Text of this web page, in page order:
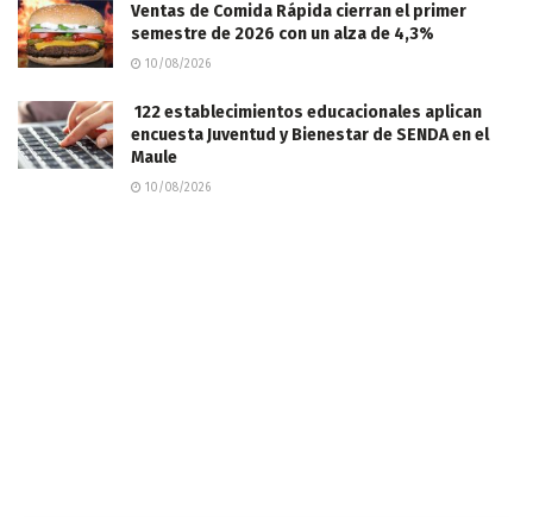
Ventas de Comida Rápida cierran el primer
semestre de 2026 con un alza de 4,3%
10/08/2026
122 establecimientos educacionales aplican
encuesta Juventud y Bienestar de SENDA en el
Maule
10/08/2026